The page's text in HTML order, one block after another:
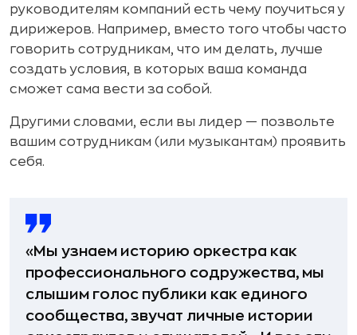
руководителям компаний есть чему поучиться у
дирижеров. Например, вместо того чтобы часто
говорить сотрудникам, что им делать, лучше
создать условия, в которых ваша команда
сможет сама вести за собой.
Другими словами, если вы лидер — позвольте
вашим сотрудникам (или музыкантам) проявить
себя.
«Мы узнаем историю оркестра как
профессионального содружества, мы
слышим голос публики как единого
сообщества, звучат личные истории